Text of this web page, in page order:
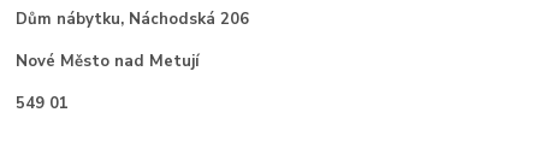
Dům nábytku, Náchodská 206
Nové Město nad Metují
549 01